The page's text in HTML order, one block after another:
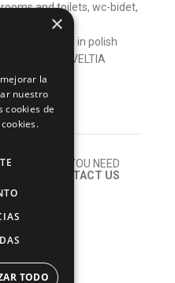
and toilets, wc-bidet,
Also available in polish
white finish (VELTIA
PRODUCT YOU NEED
CONTACT US
×
la
nuestro
cookies de
TODO